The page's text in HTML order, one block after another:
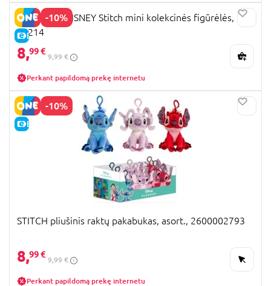
-10%
E-KAINA
JUST PLAY DISNEY Stitch mini kolekcinės figūrėlės,
46214
8,99 €
9,99 €
Perkant papildomą prekę internetu
-10%
E-KAINA
STITCH pliušinis raktų pakabukas, asort., 2600002793
8,99 €
9,99 €
Perkant papildomą prekę internetu